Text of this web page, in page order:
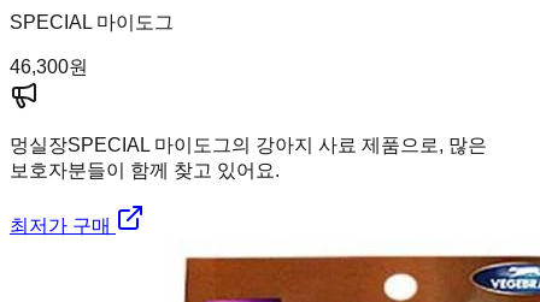
SPECIAL 마이도그
46,300원
멍실장SPECIAL 마이도그의 강아지 사료 제품으로, 많은
보호자분들이 함께 찾고 있어요.
최저가 구매